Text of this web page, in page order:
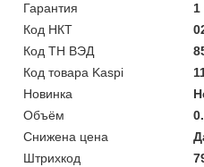
Гарантия
1
Код НКТ
Код ТН ВЭД
Код товара Kaspi
Новинка
Объём
Снижена цена
Штрихкод